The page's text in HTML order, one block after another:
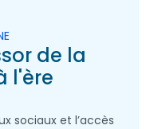
de la
l'ère
sociaux et l’accès